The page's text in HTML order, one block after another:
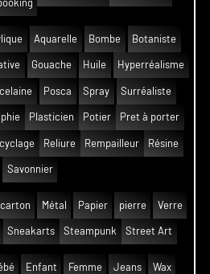
Aquarelle Bombe Botaniste
Gouache Huile Hyperréalisme
Posca Spray Surréaliste
Plasticien Potier Pret à porter
Reliure Rempailleur Résine
Savonnier
carton Métal Papier pierre Verre
Sneakarts Steampunk Street Art
Enfant Femme Jeans Wax